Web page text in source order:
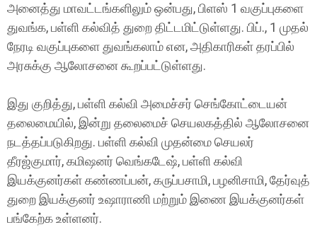
அனைத்து மாவட்டங்களிலும் ஒன்பது, பிளஸ் 1 வகுப்புகளை
துவங்க, பள்ளி கல்வித் துறை திட்டமிட்டுள்ளது. பிப்., 1 முதல்
நேரடி வகுப்புகளை துவங்கலாம் என, அதிகாரிகள் தரப்பில்
அரசுக்கு ஆலோசனை கூறப்பட்டுள்ளது.
இது குறித்து, பள்ளி கல்வி அமைச்சர் செங்கோட்டையன்
தலைமையில், இன்று தலைமைச் செயலகத்தில் ஆலோசனை
நடத்தப்படுகிறது. பள்ளி கல்வி முதன்மை செயலர்
தீரஜ்குமார், கமிஷனர் வெங்கடேஷ், பள்ளி கல்வி
இயக்குனர்கள் கண்ணப்பன், கருப்பசாமி, பழனிசாமி, தேர்வுத்
துறை இயக்குனர் உஷாராணி மற்றும் இணை இயக்குனர்கள்
பங்கேற்க உள்ளனர்.